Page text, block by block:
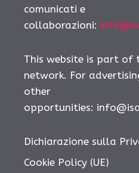
comunicati e
collaborazioni:
This website is part of
network. For
other
opportunities:
Dichiarazione sulla
Cookie Policy (UE)